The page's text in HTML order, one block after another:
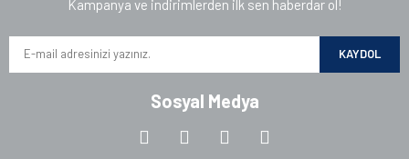
Kampanya ve indirimlerden ilk sen haberdar ol!
KAYDOL
Sosyal Medya